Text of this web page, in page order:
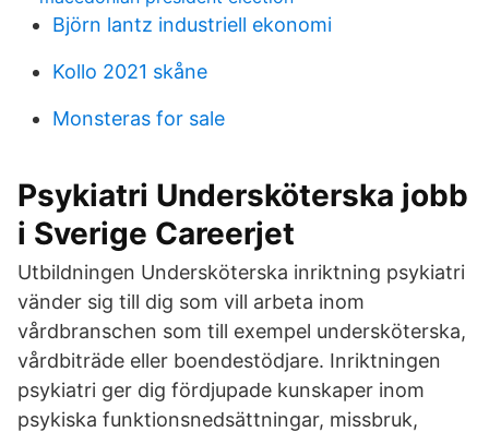
Björn lantz industriell ekonomi
Kollo 2021 skåne
Monsteras for sale
Psykiatri Undersköterska jobb
i Sverige Careerjet
Utbildningen Undersköterska inriktning psykiatri
vänder sig till dig som vill arbeta inom
vårdbranschen som till exempel undersköterska,
vårdbiträde eller boendestödjare. Inriktningen
psykiatri ger dig fördjupade kunskaper inom
psykiska funktionsnedsättningar, missbruk,